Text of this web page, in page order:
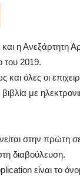
και η
του 2019.
όλες οι
με
στην πρώτη
διαβούλευση.
είναι το